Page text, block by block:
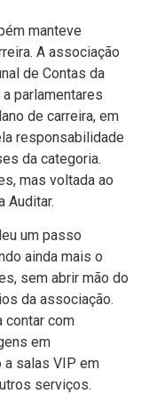
manteve
A associação
de Contas da
parlamentares
de carreira, em
responsabilidade
da categoria.
mas voltada ao
Auditar.
um passo
ainda mais o
sem abrir mão do
da associação.
contar com
em
salas VIP em
serviços.